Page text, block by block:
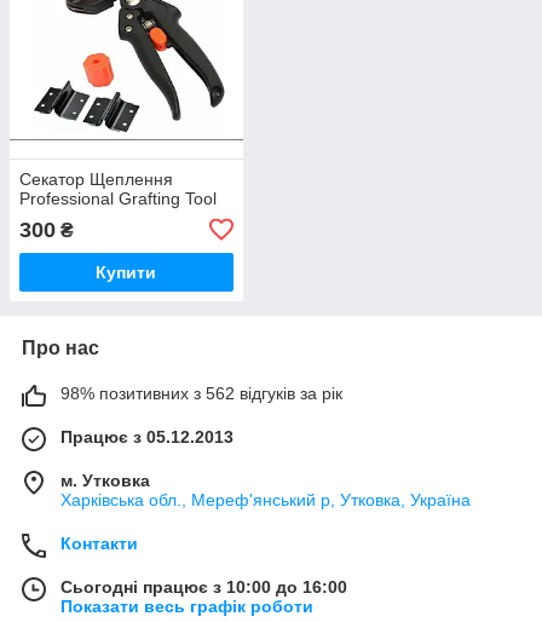
Секатор Щеплення
Professional Grafting Tool
300 ₴
Купити
Про нас
98% позитивних з 562 відгуків за рік
Працює з 05.12.2013
м. Утковка
Харківська обл., Мереф'янський р, Утковка, Україна
Контакти
Сьогодні працює з 10:00 до 16:00
Показати весь графік роботи